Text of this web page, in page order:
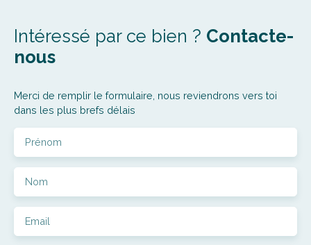
Intéressé par ce bien ? Contacte-
nous
Merci de remplir le formulaire, nous reviendrons vers toi
dans les plus brefs délais
Prénom
Nom
Email